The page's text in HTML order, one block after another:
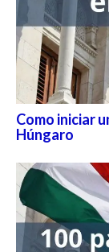
Como iniciar
Húngaro